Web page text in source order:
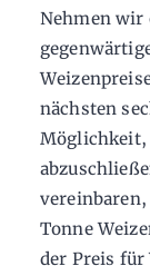
Nehmen wir
nächsten
Tonne
der Preis für